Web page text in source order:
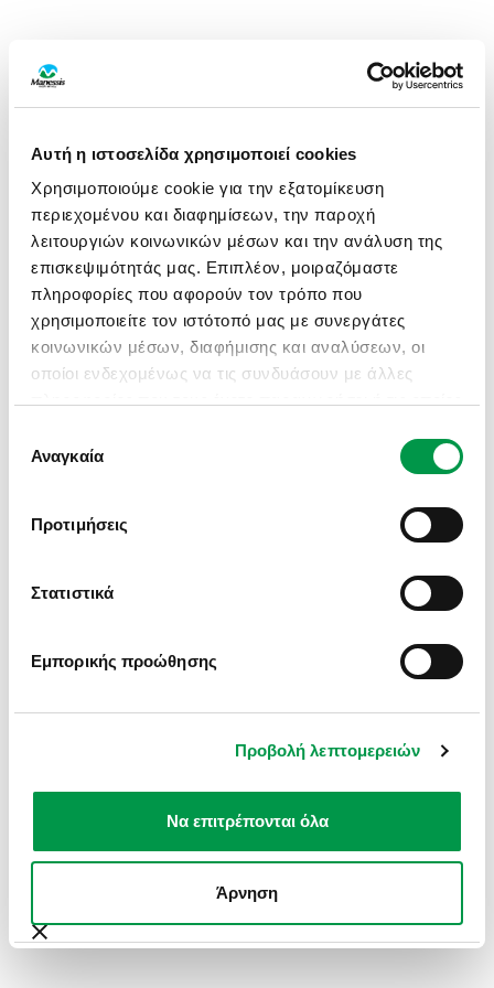
Αυτή η ιστοσελίδα χρησιμοποιεί cookies
Χρησιμοποιούμε cookie για την εξατομίκευση
περιεχομένου και διαφημίσεων, την παροχή
λειτουργιών κοινωνικών μέσων και την ανάλυση της
επισκεψιμότητάς μας. Επιπλέον, μοιραζόμαστε
πληροφορίες που αφορούν τον τρόπο που
χρησιμοποιείτε τον ιστότοπό μας με συνεργάτες
κοινωνικών μέσων, διαφήμισης και αναλύσεων, οι
οποίοι ενδεχομένως να τις συνδυάσουν με άλλες
χρήση των υπηρεσιών τους.
συγκατάθεσης
Αναγκαία
Προτιμήσεις
Στατιστικά
Εμπορικής προώθησης
Προβολή λεπτομερειών
Να επιτρέπονται όλα
Άρνηση
APPLICATION ERROR: A CLIENT-SIDE EXCEPTION HAS